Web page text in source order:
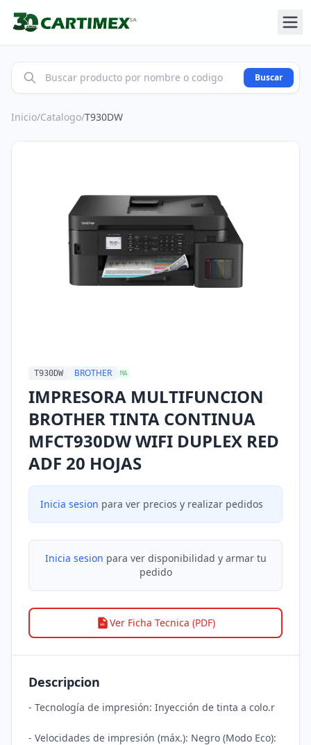
Buscar
Inicio/Catalogo/T930DW
T930DW BROTHER MA
IMPRESORA MULTIFUNCION
BROTHER TINTA CONTINUA
MFCT930DW WIFI DUPLEX RED
ADF 20 HOJAS
Inicia sesion para ver precios y realizar pedidos
Inicia sesion para ver disponibilidad y armar tu
pedido
Ver Ficha Tecnica (PDF)
Descripcion
- Tecnología de impresión: Inyección de tinta a colo.r
- Velocidades de impresión (máx.): Negro (Modo Eco):